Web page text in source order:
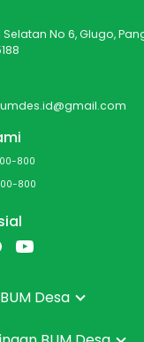
Selatan No 6, Glugo,
800
800
Desa